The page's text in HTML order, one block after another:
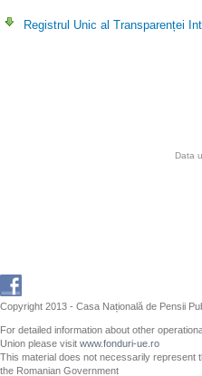
Registrul Unic al Transparenței
Data
Copyright 2013 - Casa Națională de Pensii
For detailed information about other
Union please visit www.fonduri-ue.ro
This material does not necessarily represent
the Romanian Government